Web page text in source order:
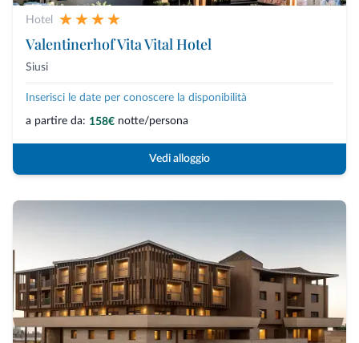
Hotel
Valentinerhof Vita Vital Hotel
Siusi
Inserisci le date per conoscere la disponibilità
a partire da: 158€ notte/persona
Vedi alloggio